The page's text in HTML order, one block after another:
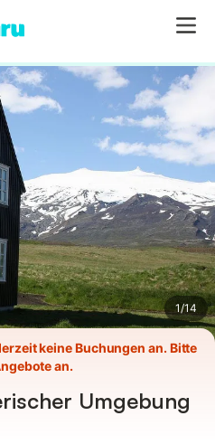
1/14
keine Buchungen an. Bitte
an.
Umgebung